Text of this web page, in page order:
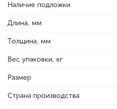
Наличие подложки
Длина, мм
Толщина, мм
Вес упаковки, кг
Размер
Страна производства